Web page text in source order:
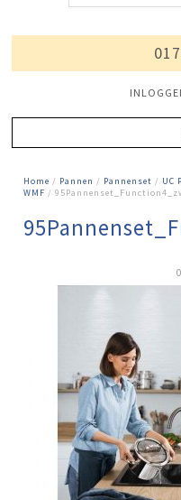
Home / Pannen / Pannenset / UC
WMF /